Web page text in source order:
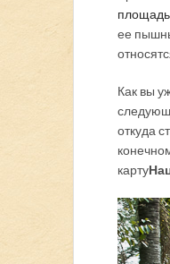
площадь
ее
Как вы
откуда
карту